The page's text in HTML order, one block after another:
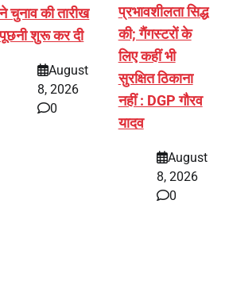
ने चुनाव की तारीख
पूछनी शुरू कर दी
August
8, 2026
0
प्रभावशीलता सिद्ध
की; गैंगस्टरों के
लिए कहीं भी
सुरक्षित ठिकाना
नहीं : DGP गौरव
यादव
August
8, 2026
0